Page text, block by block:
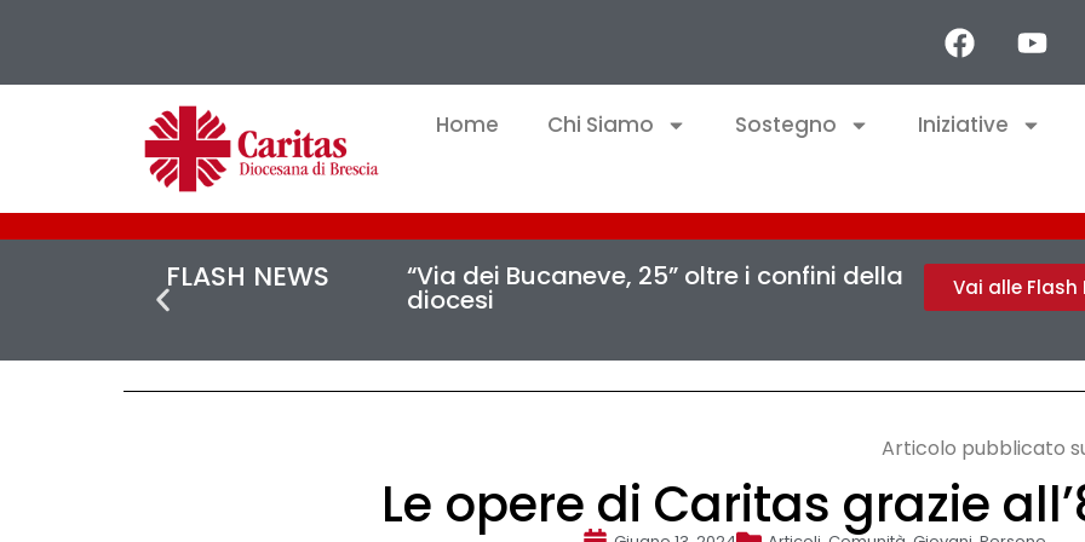
Home Chi Siamo Sostegno Iniziative
FLASH NEWS “Via dei Bucaneve, 25” oltre i confini della
diocesi Vai alle Flash
Articolo pubblicato
Le opere di Caritas grazie